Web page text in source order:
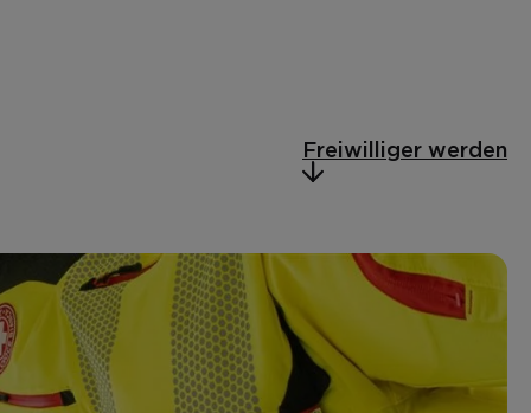
Freiwilliger werden